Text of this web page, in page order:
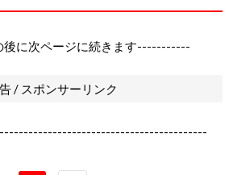
に次ページに続きます-----------
/ スポンサーリンク